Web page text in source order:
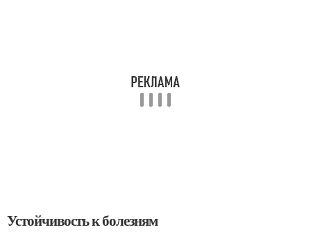
Устойчивость к болезням